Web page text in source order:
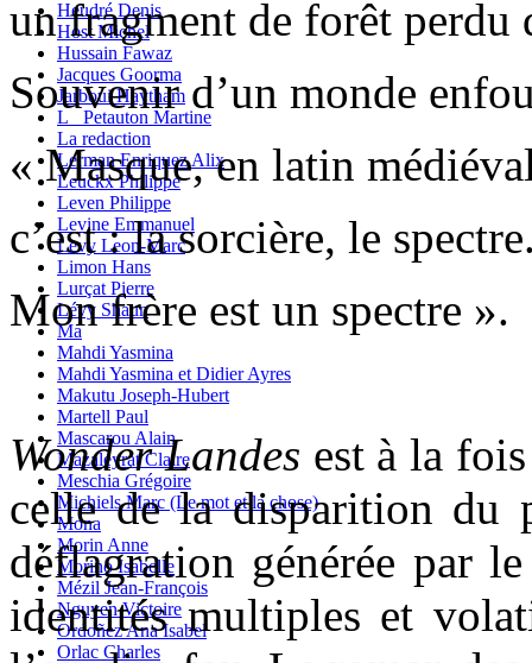
Heudré Denis
Host Michel
Hussain Fawaz
Jacques Goorma
Jarboui Haytham
L_ Petauton Martine
La redaction
Lerman Enriquez Alix
Leuckx Philippe
Leven Philippe
Levine Emmanuel
Levy Leon-Marc
Limon Hans
Lurçat Pierre
Lévy Shaun
Ma
Mahdi Yasmina
Mahdi Yasmina et Didier Ayres
Makutu Joseph-Hubert
Martell Paul
Mascarou Alain
Mazaleyrat Claire
Meschia Grégoire
Michiels Marc (Le mot et la chose)
Mona
Morin Anne
Morino Isabelle
Mézil Jean-François
Nguyen Victoire
Ordoñez Ana Isabel
Orlac Charles
un fragment de forêt perdu
Souvenir d’un monde
« Masque, en latin
c’est : la sorcière, le
Mon frère est un spectre ».
Wonder Landes est à la
celle de la disparition du
déflagration générée par
identités multiples et